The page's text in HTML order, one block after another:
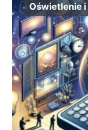
Oświetlenie